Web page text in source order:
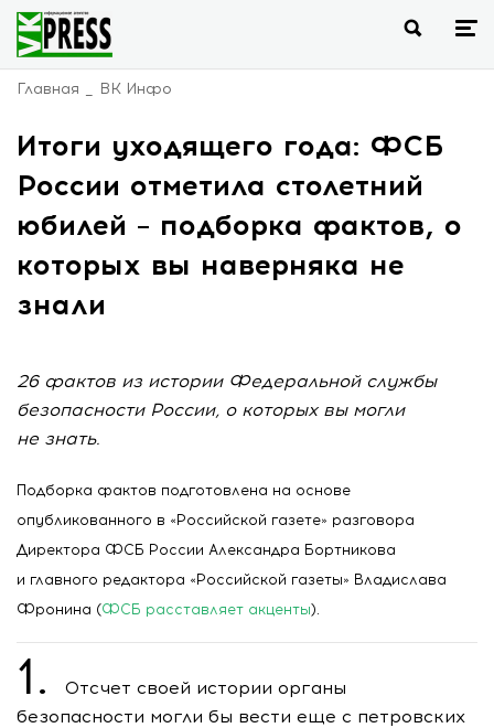
Главная ВК Инфо
Итоги уходящего года: ФСБ
России отметила столетний
юбилей – подборка фактов, о
которых вы наверняка не
знали
26 фактов из истории Федеральной службы
безопасности России, о которых вы могли
не знать.
Подборка фактов подготовлена на основе
опубликованного в «Российской газете» разговора
Директора ФСБ России Александра Бортникова
и главного ­редактора «Российской газеты» Владислава
Фронина (ФСБ расставляет акценты).
1.
Отсчет своей истории органы
безопасности могли бы вести еще с петровских